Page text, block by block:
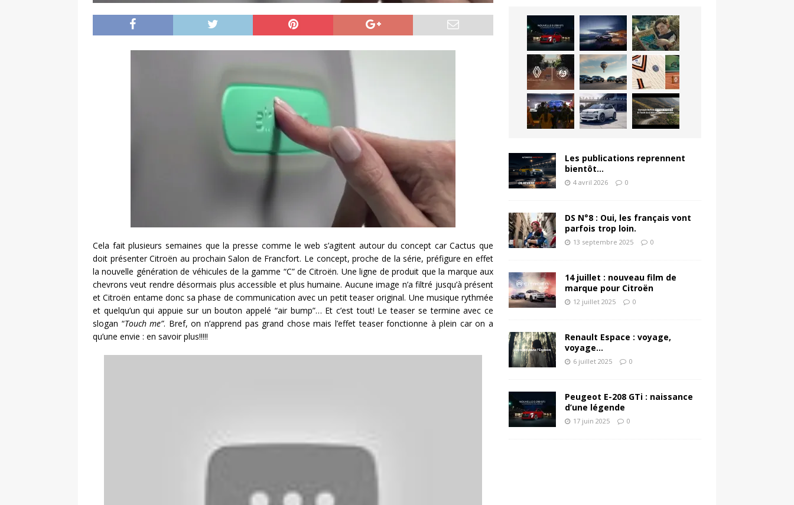
Cela fait plusieurs semaines que la presse comme le web s’agitent autour du concept car Cactus que
doit présenter Citroën au prochain Salon de Francfort. Le concept, proche de la série, préfigure en effet
la nouvelle génération de véhicules de la gamme “C” de Citroën. Une ligne de produit que la marque aux
chevrons veut rendre désormais plus accessible et plus humaine. Aucune image n’a filtré jusqu’à présent
et Citroën entame donc sa phase de communication avec un petit teaser original. Une musique rythmée
et quelqu’un qui appuie sur un bouton appelé “air bump”… Et c’est tout! Le teaser se termine avec ce
slogan “Touch me”. Bref, on n’apprend pas grand chose mais l’effet teaser fonctionne à plein car on a
qu’une envie : en savoir plus!!!!!
Les publications reprennent
bientôt…
4 avril 2026 0
DS N°8 : Oui, les français vont
parfois trop loin.
13 septembre 2025 0
14 juillet : nouveau film de
marque pour Citroën
12 juillet 2025 0
Renault Espace : voyage,
voyage…
6 juillet 2025 0
Peugeot E-208 GTi : naissance
d’une légende
17 juin 2025 0